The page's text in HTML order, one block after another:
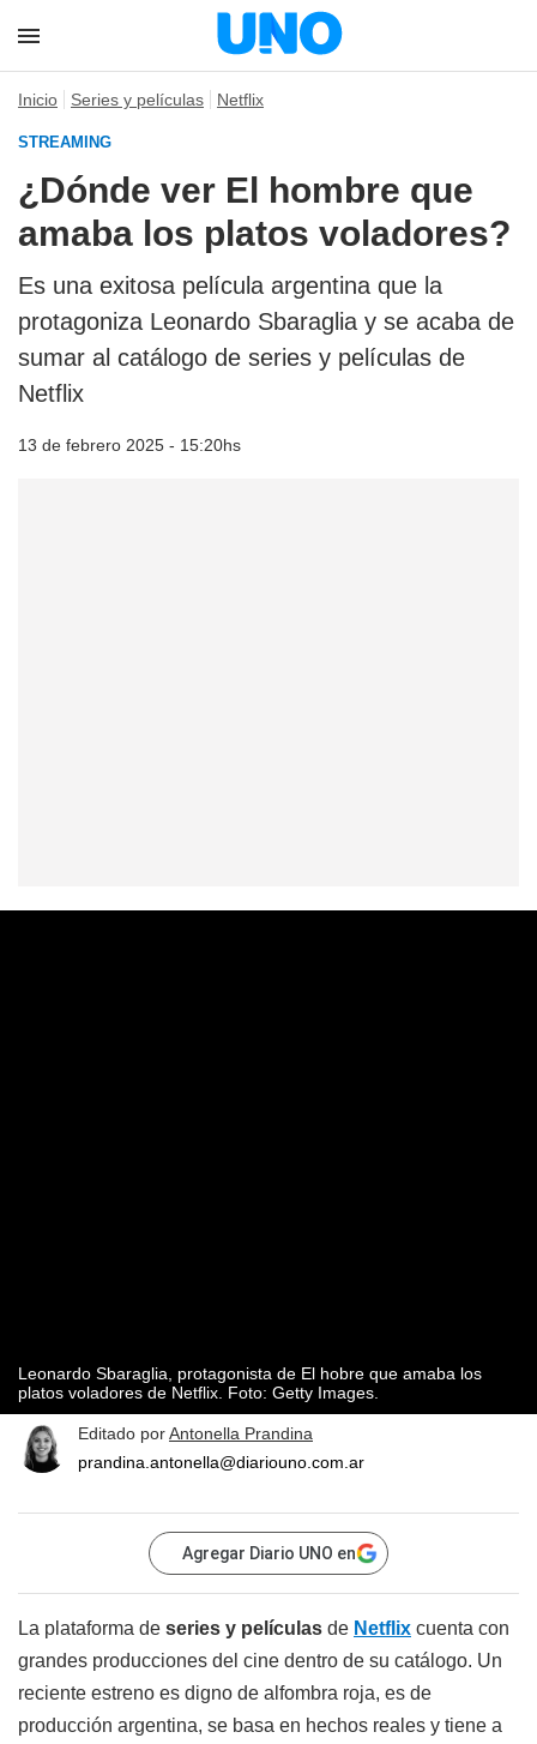
Inicio Series y películas Netflix
STREAMING
¿Dónde ver El hombre que
amaba los platos voladores?
Es una exitosa película argentina que la
protagoniza Leonardo Sbaraglia y se acaba de
sumar al catálogo de series y películas de
Netflix
13 de febrero 2025 - 15:20hs
Leonardo Sbaraglia, protagonista de El hobre que amaba los
platos voladores de Netflix. Foto: Getty Images.
Editado porAntonella Prandina
prandina.antonella@diariouno.com.ar
Agregar Diario UNO en
La plataforma de series y películas de Netflix cuenta con
grandes producciones del cine dentro de su catálogo. Un
reciente estreno es digno de alfombra roja, es de
producción argentina, se basa en hechos reales y tiene a